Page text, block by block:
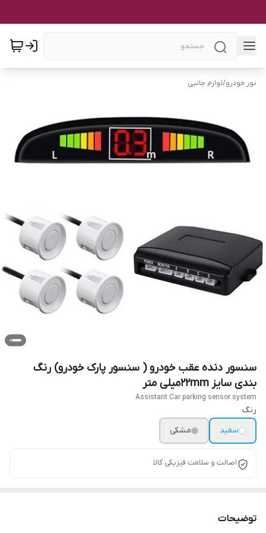
نور خودرو/لوازم جانبی
سنسور دنده عقب خودرو ( سنسور پارک خودرو) رنگ
بندی سایز 22mmمیلی متر
Assistant Car parking sensor system
رنگ
سفید
مشکی
اصالت و سلامت فیزیکی کالا
توضیحات